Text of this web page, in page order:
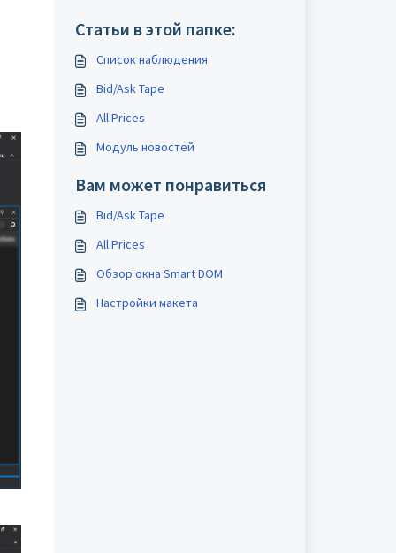
Статьи в этой папке:
Список наблюдения
Bid/Ask Tape
All Prices
Модуль новостей
Вам может понравиться
Bid/Ask Tape
All Prices
Обзор окна Smart DOM
Настройки макета